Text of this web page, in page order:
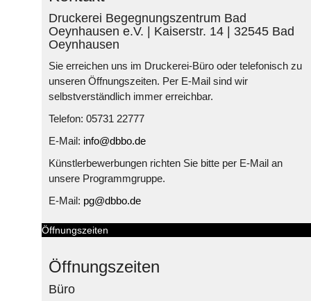
Druckerei Begegnungszentrum Bad
Oeynhausen e.V. | Kaiserstr. 14 | 32545 Bad
Oeynhausen
Sie erreichen uns im Druckerei-Büro oder telefonisch zu
unseren Öffnungszeiten. Per E-Mail sind wir
selbstverständlich immer erreichbar.
Telefon: 05731 22777
E-Mail: info@dbbo.de
Künstlerbewerbungen richten Sie bitte per E-Mail an
unsere Programmgruppe.
E-Mail: pg@dbbo.de
Öffnungszeiten
Öffnungszeiten
Büro